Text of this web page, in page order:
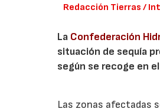
Redacción Tierras /
La Confederación
situación de sequía
según se recoge en
Las zonas afectadas